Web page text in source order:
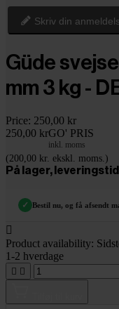
Skriv din
Güde
mm 3 kg -
Price: 250,00 kr
250,00 krGO' PRIS
inkl. moms
(200,00 kr. ekskl. moms.)
På lager,
✓ Bestil nu, og få afsendt

Product availability:
1-2 hverdage
 